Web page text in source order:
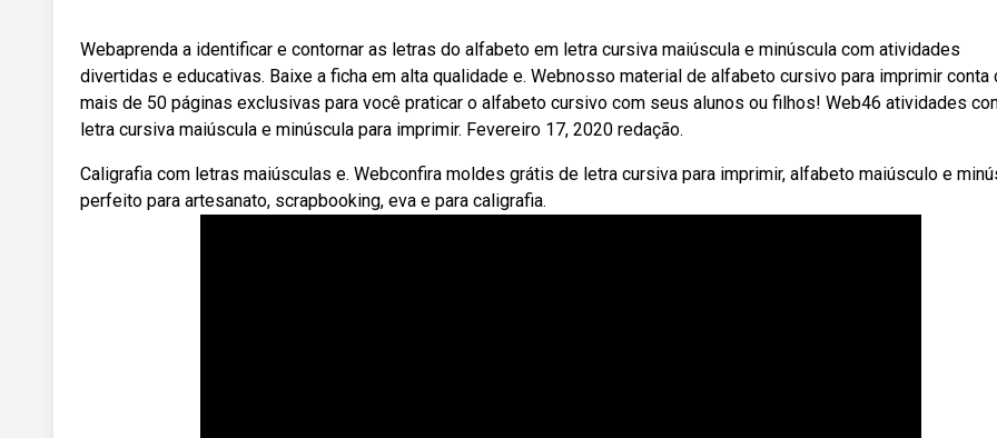
Webaprenda a identificar e contornar as letras do alfabeto em letra cursiva maiúscula e minúscula com atividades
divertidas e educativas. Baixe a ficha em alta qualidade e. Webnosso material de alfabeto cursivo para imprimir conta
mais de 50 páginas exclusivas para você praticar o alfabeto cursivo com seus alunos ou filhos! Web46 atividades
letra cursiva maiúscula e minúscula para imprimir. Fevereiro 17, 2020 redação.
Caligrafia com letras maiúsculas e. Webconfira moldes grátis de letra cursiva para imprimir, alfabeto maiúsculo e
perfeito para artesanato, scrapbooking, eva e para caligrafia.